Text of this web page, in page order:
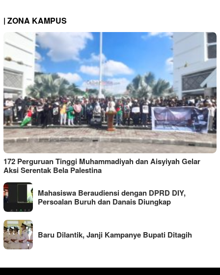
| ZONA KAMPUS
172 Perguruan Tinggi Muhammadiyah dan Aisyiyah Gelar
Aksi Serentak Bela Palestina
Mahasiswa Beraudiensi dengan DPRD DIY,
Persoalan Buruh dan Danais Diungkap
Baru Dilantik, Janji Kampanye Bupati Ditagih